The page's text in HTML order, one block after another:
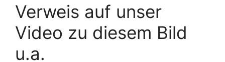
Verweis auf unser
Video zu diesem Bild
u.a.